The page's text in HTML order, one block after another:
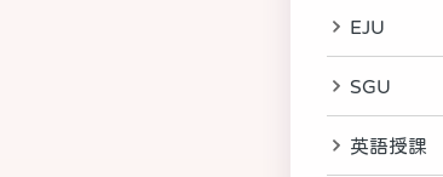
EJU
SGU
英語授課